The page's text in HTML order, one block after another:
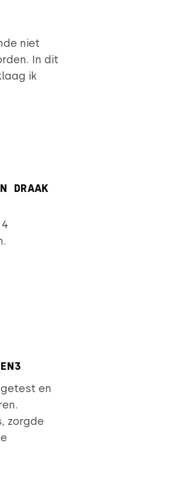
niet
In dit
ik
DRAAK
en
zorgde